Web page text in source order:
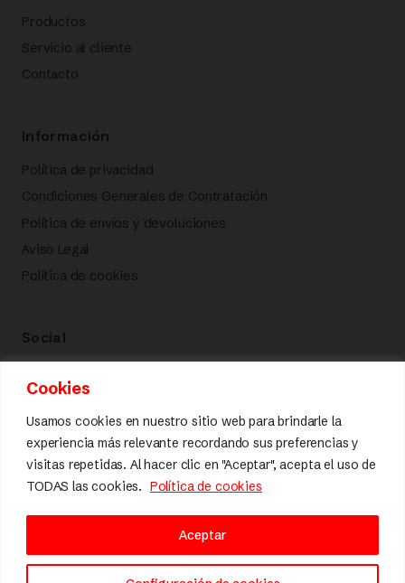
Cookies
Usamos cookies en nuestro sitio web para brindarle la
experiencia más relevante recordando sus preferencias y
visitas repetidas. Al hacer clic en "Aceptar", acepta el uso de
TODAS las cookies. Política de cookies
Aceptar
Productos
Servicio al cliente
Contacto
Información
Política de privacidad
Condiciones Generales de Contratación
Política de envíos y devoluciones
Aviso Legal
Política de cookies
Social
Calidad y diseño